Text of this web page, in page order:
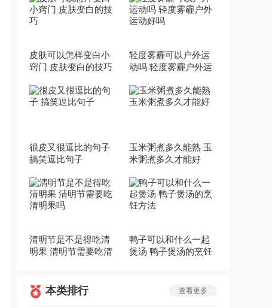
皮肤可以怎样变白小
窍门 皮肤变白的技巧
轻度雾霾可以户外运
动吗 轻度雾霾户外运
很皮又很逗比的句子
搞笑逗比句子
玉米粥煮多久能熟 玉
米粥煮多久才能好
清明节是不是得吃清
明果 清明节需要吃清
鸭子可以和什么一起
煲汤 鸭子煲汤的烹饪
本类排行 查看更多